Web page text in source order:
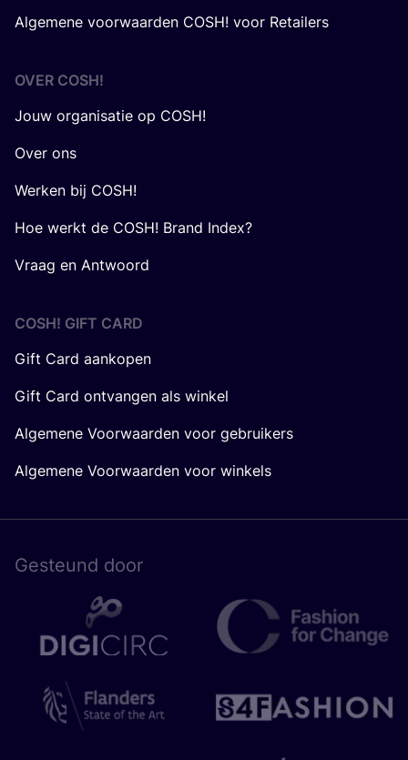
Algemene voorwaarden COSH! voor Retailers
OVER COSH!
Jouw organisatie op COSH!
Over ons
Werken bij COSH!
Hoe werkt de COSH! Brand Index?
Vraag en Antwoord
COSH! GIFT CARD
Gift Card aankopen
Gift Card ontvangen als winkel
Algemene Voorwaarden voor gebruikers
Algemene Voorwaarden voor winkels
Gesteund door